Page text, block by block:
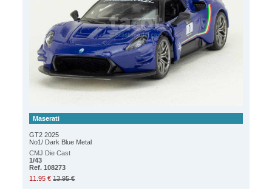
Maserati
GT2 2025
No1/ Dark Blue Metal
CMJ Die Cast
1/43
Ref. 108273
11.95 € 13.95 €